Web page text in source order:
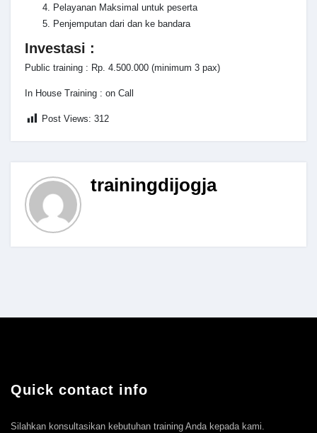
Pelayanan Maksimal untuk peserta
Penjemputan dari dan ke bandara
Investasi :
Public training : Rp. 4.500.000 (minimum 3 pax)
In House Training : on Call
Post Views: 312
trainingdijogja
Quick contact info
Silahkan konsultasikan kebutuhan training Anda kepada kami.